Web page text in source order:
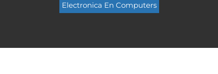
Electronica En Computers